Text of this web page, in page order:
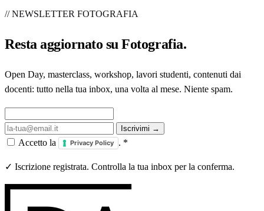
// NEWSLETTER FOTOGRAFIA
Resta aggiornato suFotografia.
Open Day, masterclass, workshop, lavori studenti, contenuti dai
docenti: tutto nella tua inbox, una volta al mese. Niente spam.
Iscrivimi →
Accetto la Privacy Policy . *
✓ Iscrizione registrata. Controlla la tua inbox per la conferma.